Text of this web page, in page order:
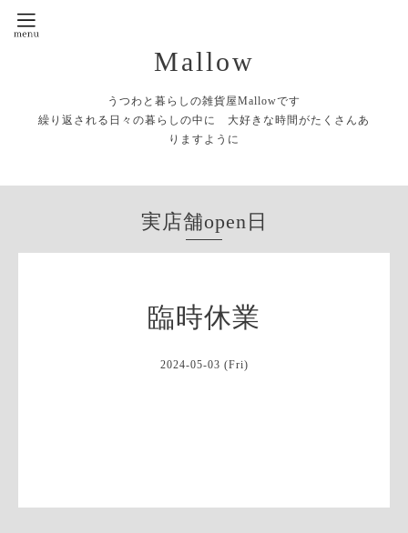
Mallow
うつわと暮らしの雑貨屋Mallowです
繰り返される日々の暮らしの中に 大好きな時間がたくさんあ
りますように
実店舗open日
臨時休業
2024-05-03 (Fri)